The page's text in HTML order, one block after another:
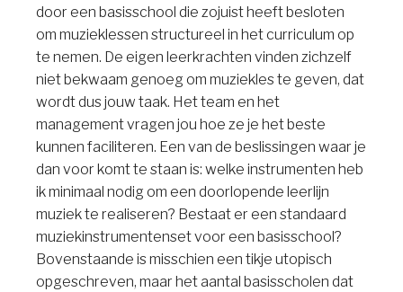
door een basisschool die zojuist heeft besloten
om muzieklessen structureel in het curriculum op
te nemen. De eigen leerkrachten vinden zichzelf
niet bekwaam genoeg om muziekles te geven, dat
wordt dus jouw taak. Het team en het
management vragen jou hoe ze je het beste
kunnen faciliteren. Een van de beslissingen waar je
dan voor komt te staan is: welke instrumenten heb
ik minimaal nodig om een doorlopende leerlijn
muziek te realiseren? Bestaat er een standaard
muziekinstrumentenset voor een basisschool?
Bovenstaande is misschien een tikje utopisch
opgeschreven, maar het aantal basisscholen dat